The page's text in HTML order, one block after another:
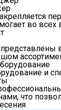
во всех
и
что